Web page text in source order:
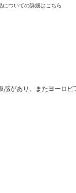
についての詳細はこちら
があり、またヨーロ